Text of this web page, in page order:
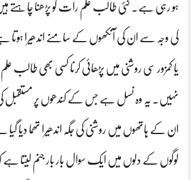
ہو رہی ہے۔ کئی طالب علم رات کو پڑھنا چاہتے
کی وجہ سے ان کی آنکھوں کے سامنے اندھیرا ہوتا
یا کمزور سی روشنی میں پڑھائی کرنا کسی بھی طالب
نہیں۔ یہ وہ نسل ہے جس کے کندھوں پر مستقبل
ان کے ہاتھوں میں روشنی کی جگہ اندھیرا تھما دیا گیا
لوگوں کے دلوں میں ایک سوال بار بار جنم لیتا ہے